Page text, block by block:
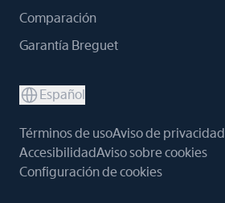
Comparación
Garantía Breguet
Español
Términos de usoAviso de privacidad
AccesibilidadAviso sobre cookies
Configuración de cookies